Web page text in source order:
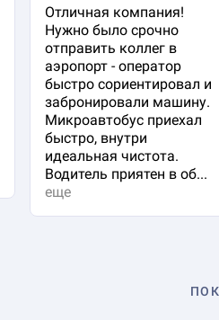
Отличная компания!
Нужно было срочно
отправить коллег в
аэропорт - оператор
быстро сориентировал и
забронировали машину.
Микроавтобус приехал
быстро, внутри
идеальная чистота.
Водитель приятен в об...
еще